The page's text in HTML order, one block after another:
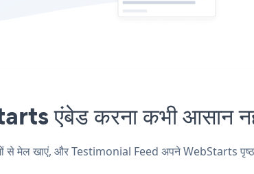
एंबेड करना कभी आसान
मेल खाएं, और Testimonial Feed अपने WebStarts पृष्ठ,